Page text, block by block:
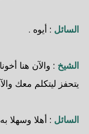
السائل : أيوه .
الشيخ : والآن هنا
يتحفز ليتكلم معك
السائل : أهلا وسهلا